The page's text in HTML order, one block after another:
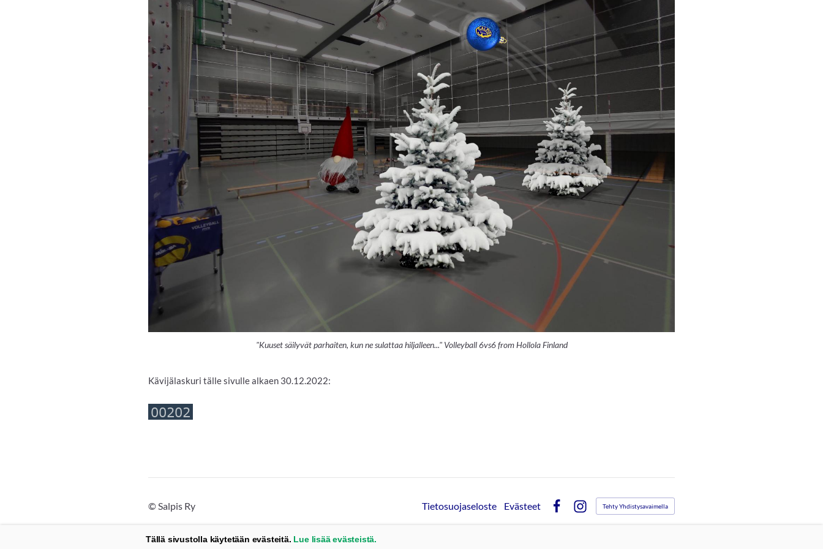
"Kuuset säilyvät parhaiten, kun ne sulattaa hiljalleen..." Volleyball 6vs6 from Hollola Finland
Kävijälaskuri tälle sivulle alkaen 30.12.2022:
©Salpis Ry Tietosuojaseloste
Evästeet
Instagram
Tehty Yhdistysavaimella
Tällä sivustolla käytetään evästeitä. Lue lisää evästeistä.